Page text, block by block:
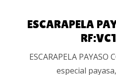
ESCARAPELA
ESCARAPELA PAYASO
especial